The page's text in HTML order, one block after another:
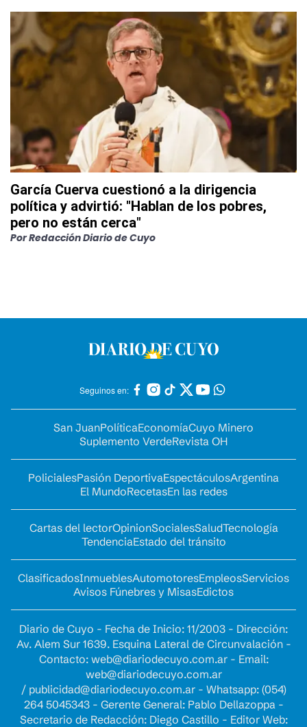
García Cuerva cuestionó a la dirigencia
política y advirtió: "Hablan de los pobres,
pero no están cerca"
PorRedacción Diario de Cuyo
Seguinos en:
San JuanPolíticaEconomíaCuyo Minero
Suplemento VerdeRevista OH
PolicialesPasión DeportivaEspectáculosArgentina
El MundoRecetasEn las redes
Cartas del lectorOpinionSocialesSaludTecnología
TendenciaEstado del tránsito
ClasificadosInmueblesAutomotoresEmpleosServicios
Avisos Fúnebres y MisasEdictos
Diario de Cuyo - Fecha de Inicio: 11/2003 - Dirección:
Av. Alem Sur 1639. Esquina Lateral de Circunvalación -
Contacto: web@diariodecuyo.com.ar- Email:
web@diariodecuyo.com.ar
/ publicidad@diariodecuyo.com.ar- Whatsapp: (054)
264 5045343 - Gerente General: Pablo Dellazoppa -
Secretario de Redacción: Diego Castillo - Editor Web: